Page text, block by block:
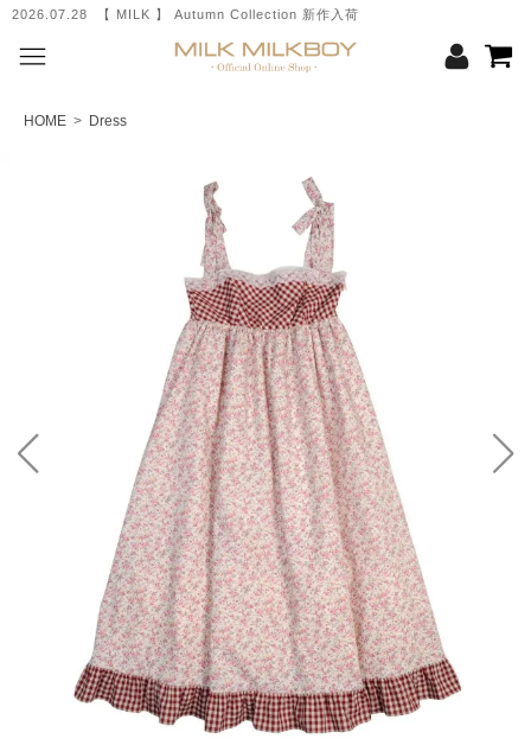
2026.07.28 【 MILK 】 Autumn Collection 新作入荷
HOME > Dress